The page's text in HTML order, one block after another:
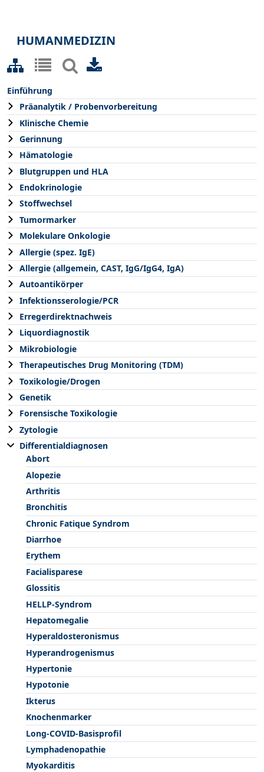
HUMANMEDIZIN
Einführung
Präanalytik / Probenvorbereitung
Klinische Chemie
Gerinnung
Hämatologie
Blutgruppen und HLA
Endokrinologie
Stoffwechsel
Tumormarker
Molekulare Onkologie
Allergie (spez. IgE)
Allergie (allgemein, CAST, IgG/IgG4, IgA)
Autoantikörper
Infektionsserologie/PCR
Erregerdirektnachweis
Liquordiagnostik
Mikrobiologie
Therapeutisches Drug Monitoring (TDM)
Toxikologie/Drogen
Genetik
Forensische Toxikologie
Zytologie
Differentialdiagnosen
Abort
Alopezie
Arthritis
Bronchitis
Chronic Fatique Syndrom
Diarrhoe
Erythem
Facialisparese
Glossitis
HELLP-Syndrom
Hepatomegalie
Hyperaldosteronismus
Hyperandrogenismus
Hypertonie
Hypotonie
Ikterus
Knochenmarker
Long-COVID-Basisprofil
Lymphadenopathie
Myokarditis